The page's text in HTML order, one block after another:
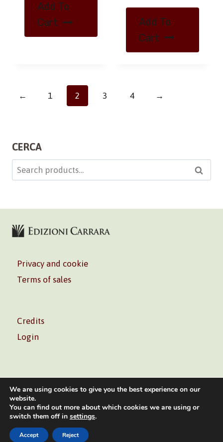
Add To
Cart
Add To
Cart
← 1 2 3 4 →
CERCA
Search
for:
Privacy and cookie
Terms of sales
Credits
Login
Volontè & Co. Srl – P.I. 06181480960 –info@volonte-
We are using cookies to give you the best experience on our
website.
You can find out more about which cookies we are using or
switch them off in settings.
Accept Reject